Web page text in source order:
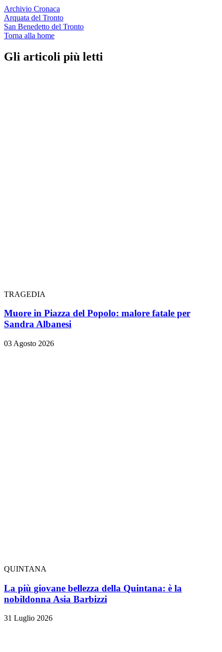
Archivio Cronaca
Arquata del Tronto
San Benedetto del Tronto
Torna alla home
Gli articoli più letti
TRAGEDIA
Muore in Piazza del Popolo: malore fatale per
Sandra Albanesi
03 Agosto 2026
QUINTANA
La più giovane bellezza della Quintana: è la
nobildonna Asia Barbizzi
31 Luglio 2026